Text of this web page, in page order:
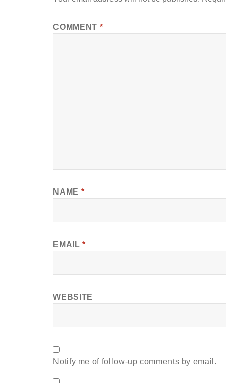
COMMENT *
NAME *
EMAIL*
WEBSITE
Notify me of follow-up comments by email.